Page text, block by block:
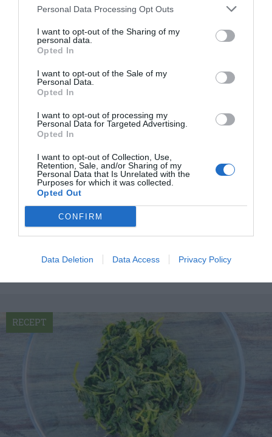
Personal Data Processing Opt Outs
I want to opt-out of the Sharing of my
personal data.
Opted In
I want to opt-out of the Sale of my
Personal Data.
Opted In
I want to opt-out of processing my
Personal Data for Targeted Advertising.
Opted In
I want to opt-out of Collection, Use,
Retention, Sale, and/or Sharing of my
Personal Data that Is Unrelated with the
Purposes for which it was collected.
Opted Out
CONFIRM
Data Deletion Data Access Privacy Policy
Nässelpaj
Nässelpaj med ricotta, parmesan och pinjenötter blir
jättegott med nässlor du kan plocka själv...
RECEPT
RECEPT